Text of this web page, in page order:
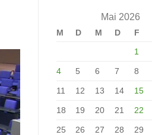
Mai 2026
M D M D F
1
4 5 6 7 8
11 12 13 14 15
18 19 20 21 22
25 26 27 28 29